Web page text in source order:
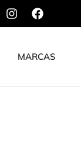
MARCAS